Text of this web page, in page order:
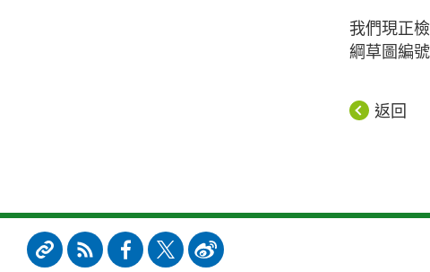
我們現正
綱草圖編
返回